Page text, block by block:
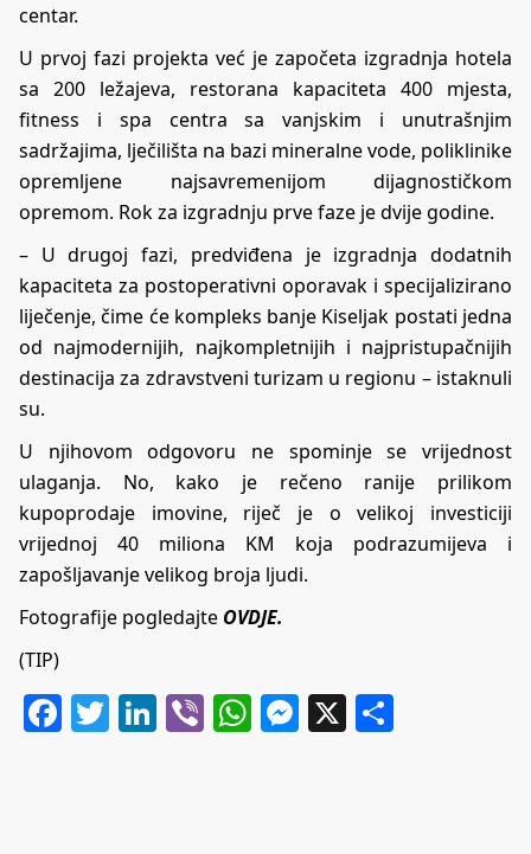
centar.
U prvoj fazi projekta već je započeta izgradnja hotela
sa 200 ležajeva, restorana kapaciteta 400 mjesta,
fitness i spa centra sa vanjskim i unutrašnjim
sadržajima, lječilišta na bazi mineralne vode, poliklinike
opremljene najsavremenijom dijagnostičkom
opremom. Rok za izgradnju prve faze je dvije godine.
– U drugoj fazi, predviđena je izgradnja dodatnih
kapaciteta za postoperativni oporavak i specijalizirano
liječenje, čime će kompleks banje Kiseljak postati jedna
od najmodernijih, najkompletnijih i najpristupačnijih
destinacija za zdravstveni turizam u regionu – istaknuli
su.
U njihovom odgovoru ne spominje se vrijednost
ulaganja. No, kako je rečeno ranije prilikom
kupoprodaje imovine, riječ je o velikoj investiciji
vrijednoj 40 miliona KM koja podrazumijeva i
zapošljavanje velikog broja ljudi.
Fotografije pogledajte OVDJE.
(TIP)
Facebook
Twitter
LinkedIn
ViberWhatsApp
Messenger
X